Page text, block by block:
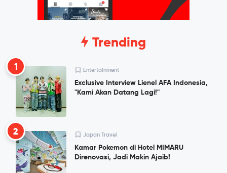
Trending
1 Entertainment
Exclusive Interview Lienel AFA Indonesia,
"Kami Akan Datang Lagi!"
2 Japan Travel
Kamar Pokemon di Hotel MIMARU
Direnovasi, Jadi Makin Ajaib!